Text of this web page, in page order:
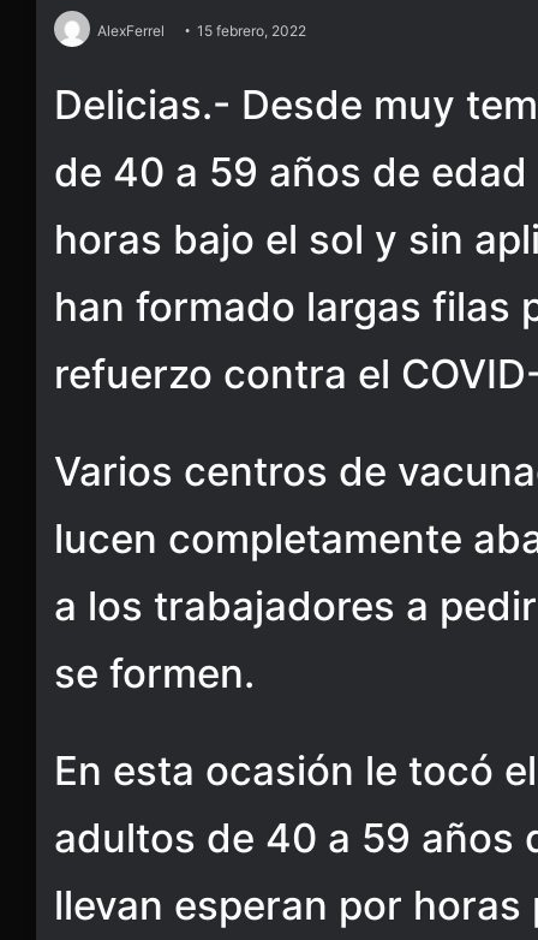
AlexFerrel 15 febrero, 2022
Delicias.- Desde muy
de 40 a 59 años de
horas bajo el sol y sin
han formado largas filas
refuerzo contra el
Varios centros de
lucen completamente
a los trabajadores a
se formen.
En esta ocasión le tocó
adultos de 40 a 59 años
llevan esperan por